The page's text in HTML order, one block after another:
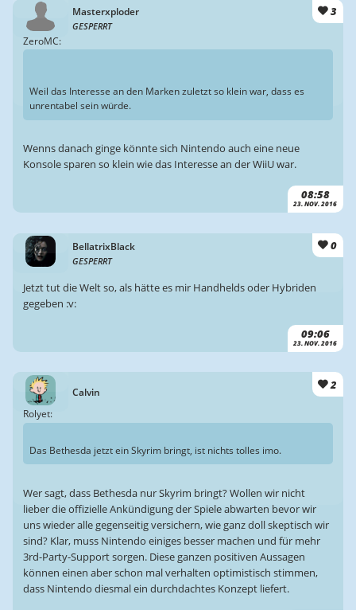
Masterxploder
GESPERRT
3
08:58
23. NOV. 2016
ZeroMC:
Weil das Interesse an den Marken zuletzt so klein war, dass es
unrentabel sein würde.
Wenns danach ginge könnte sich Nintendo auch eine neue
Konsole sparen so klein wie das Interesse an der WiiU war.
BellatrixBlack
GESPERRT
0
09:06
23. NOV. 2016
Jetzt tut die Welt so, als hätte es mir Handhelds oder Hybriden
gegeben :v:
Calvin
2
Rolyet:
Das Bethesda jetzt ein Skyrim bringt, ist nichts tolles imo.
Wer sagt, dass Bethesda nur Skyrim bringt? Wollen wir nicht
lieber die offizielle Ankündigung der Spiele abwarten bevor wir
uns wieder alle gegenseitig versichern, wie ganz doll skeptisch wir
sind? Klar, muss Nintendo einiges besser machen und für mehr
3rd-Party-Support sorgen. Diese ganzen positiven Aussagen
können einen aber schon mal verhalten optimistisch stimmen,
dass Nintendo diesmal ein durchdachtes Konzept liefert.